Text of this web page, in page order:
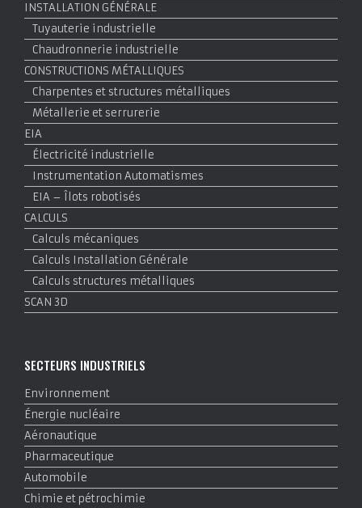
INSTALLATION GÉNÉRALE
Tuyauterie industrielle
Chaudronnerie industrielle
CONSTRUCTIONS MÉTALLIQUES
Charpentes et structures métalliques
Métallerie et serrurerie
EIA
Électricité industrielle
Instrumentation Automatismes
EIA – Îlots robotisés
CALCULS
Calculs mécaniques
Calculs Installation Générale
Calculs structures métalliques
SCAN 3D
SECTEURS INDUSTRIELS
Environnement
Énergie nucléaire
Aéronautique
Pharmaceutique
Automobile
Chimie et pétrochimie